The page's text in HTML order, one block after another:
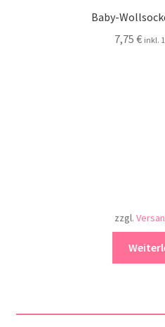
Baby-
7,75 € inkl.
zzgl.